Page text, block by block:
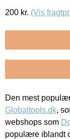
200 kr. (Vis
Den mest
Globaltools.dk,
webshops som
populære iblandt